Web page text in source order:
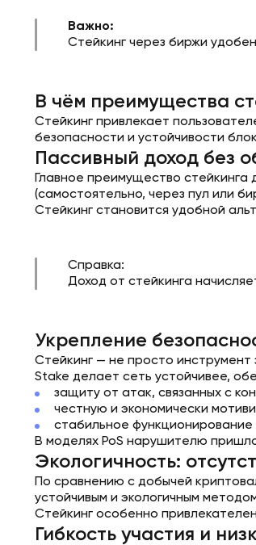
Важно:
Стейкинг через биржи
В чём преимущества
Стейкинг привлекает
безопасности и устойчивости
Пассивный доход без
Главное преимущество стейкинга
(самостоятельно, через пул или
Стейкинг становится удобной
Справка:
Доход от стейкинга
Укрепление
Стейкинг — не просто инструмент
Stake делает сеть устойчивее,
защиту от атак, связанных с
честную и экономически
стабильное
В моделях PoS нарушителю
Экологичность:
По сравнению с добычей
устойчивым и экологичным
Стейкинг особенно
Гибкость участия и